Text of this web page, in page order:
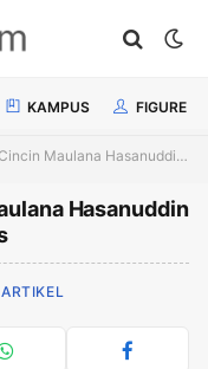
KAMPUS FIGURE
dan Kisahnya yang Legendaris
Hasanuddin
ARTIKEL